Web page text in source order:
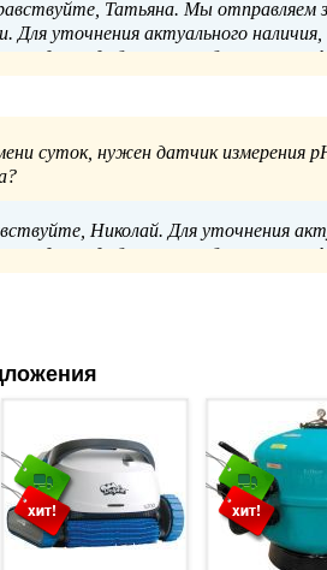
Татьяна. Мы отправляем
Для уточнения актуального
продаж удобным способом: по
суток, нужен датчик измерения
Николай. Для уточнения
продаж удобным способом: по